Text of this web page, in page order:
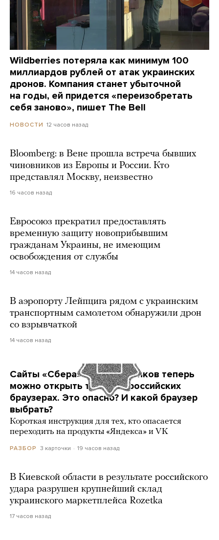
Wildberries потеряла как минимум 100
миллиардов рублей от атак украинских
дронов. Компания станет убыточной
на годы, ей придется «переизобретать
себя заново», пишет The Bell
НОВОСТИ 12 часов назад
Bloomberg: в Вене прошла встреча бывших
чиновников из Европы и России. Кто
представлял Москву, неизвестно
16 часов назад
Евросоюз прекратил предоставлять
временную защиту новоприбывшим
гражданам Украины, не имеющим
освобождения от службы
14 часов назад
В аэропорту Лейпцига рядом с украинским
транспортным самолетом обнаружили дрон
со взрывчаткой
14 часов назад
Сайты «Сбера» и других банков теперь
можно открыть только в российских
браузерах. Это опасно? И какой браузер
выбрать?
Короткая инструкция для тех, кто опасается
переходить на продукты «Яндекса» и VK
РАЗБОР 3 карточки 19 часов назад
В Киевской области в результате российского
удара разрушен крупнейший склад
украинского маркетплейса Rozetka
17 часов назад